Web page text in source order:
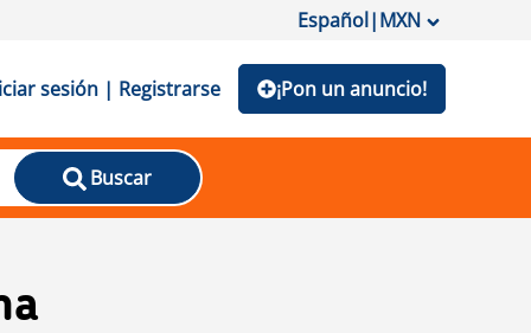
Español|MXN
sesión | Registrarse ¡Pon un anuncio!
Buscar